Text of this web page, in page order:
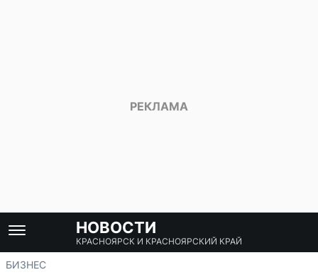
НОВОСТИ
КРАСНОЯРСК И КРАСНОЯРСКИЙ КРАЙ
БИЗНЕС